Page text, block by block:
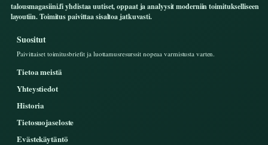
talousmagasiini.fi yhdistaa uutiset, oppaat ja analyysit moderniin toimitukselliseen
layoutiin. Toimitus paivittaa sisaltoa jatkuvasti.
Suositut
Paivittaiset toimitusbriefit ja luottamusresurssit nopeaa varmistusta varten.
Tietoa meistä
Yhteystiedot
Historia
Tietosuojaseloste
Evästekäytäntö